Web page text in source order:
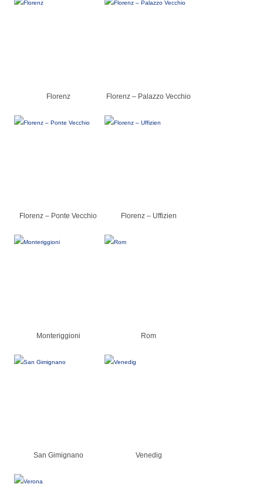
Florenz Florenz – Palazzo Vecchio
Florenz – Ponte Vecchio Florenz – Uffizien
Monteriggioni Rom
San Gimignano Venedig